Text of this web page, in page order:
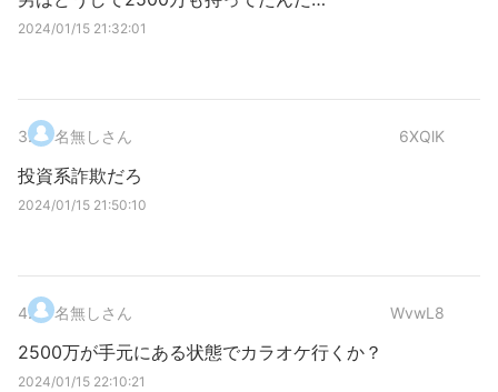
2024/01/15 21:32:01
3. 名無しさん 6XQlK
投資系詐欺だろ
2024/01/15 21:50:10
4. 名無しさん WvwL8
2500万が手元にある状態でカラオケ行くか？
2024/01/15 22:10:21